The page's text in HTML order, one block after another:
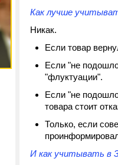
Как лучше
Никак.
Если товар
Если "не
"флуктуации".
Если "не
товара стоит
Только, если
И как учитывать в